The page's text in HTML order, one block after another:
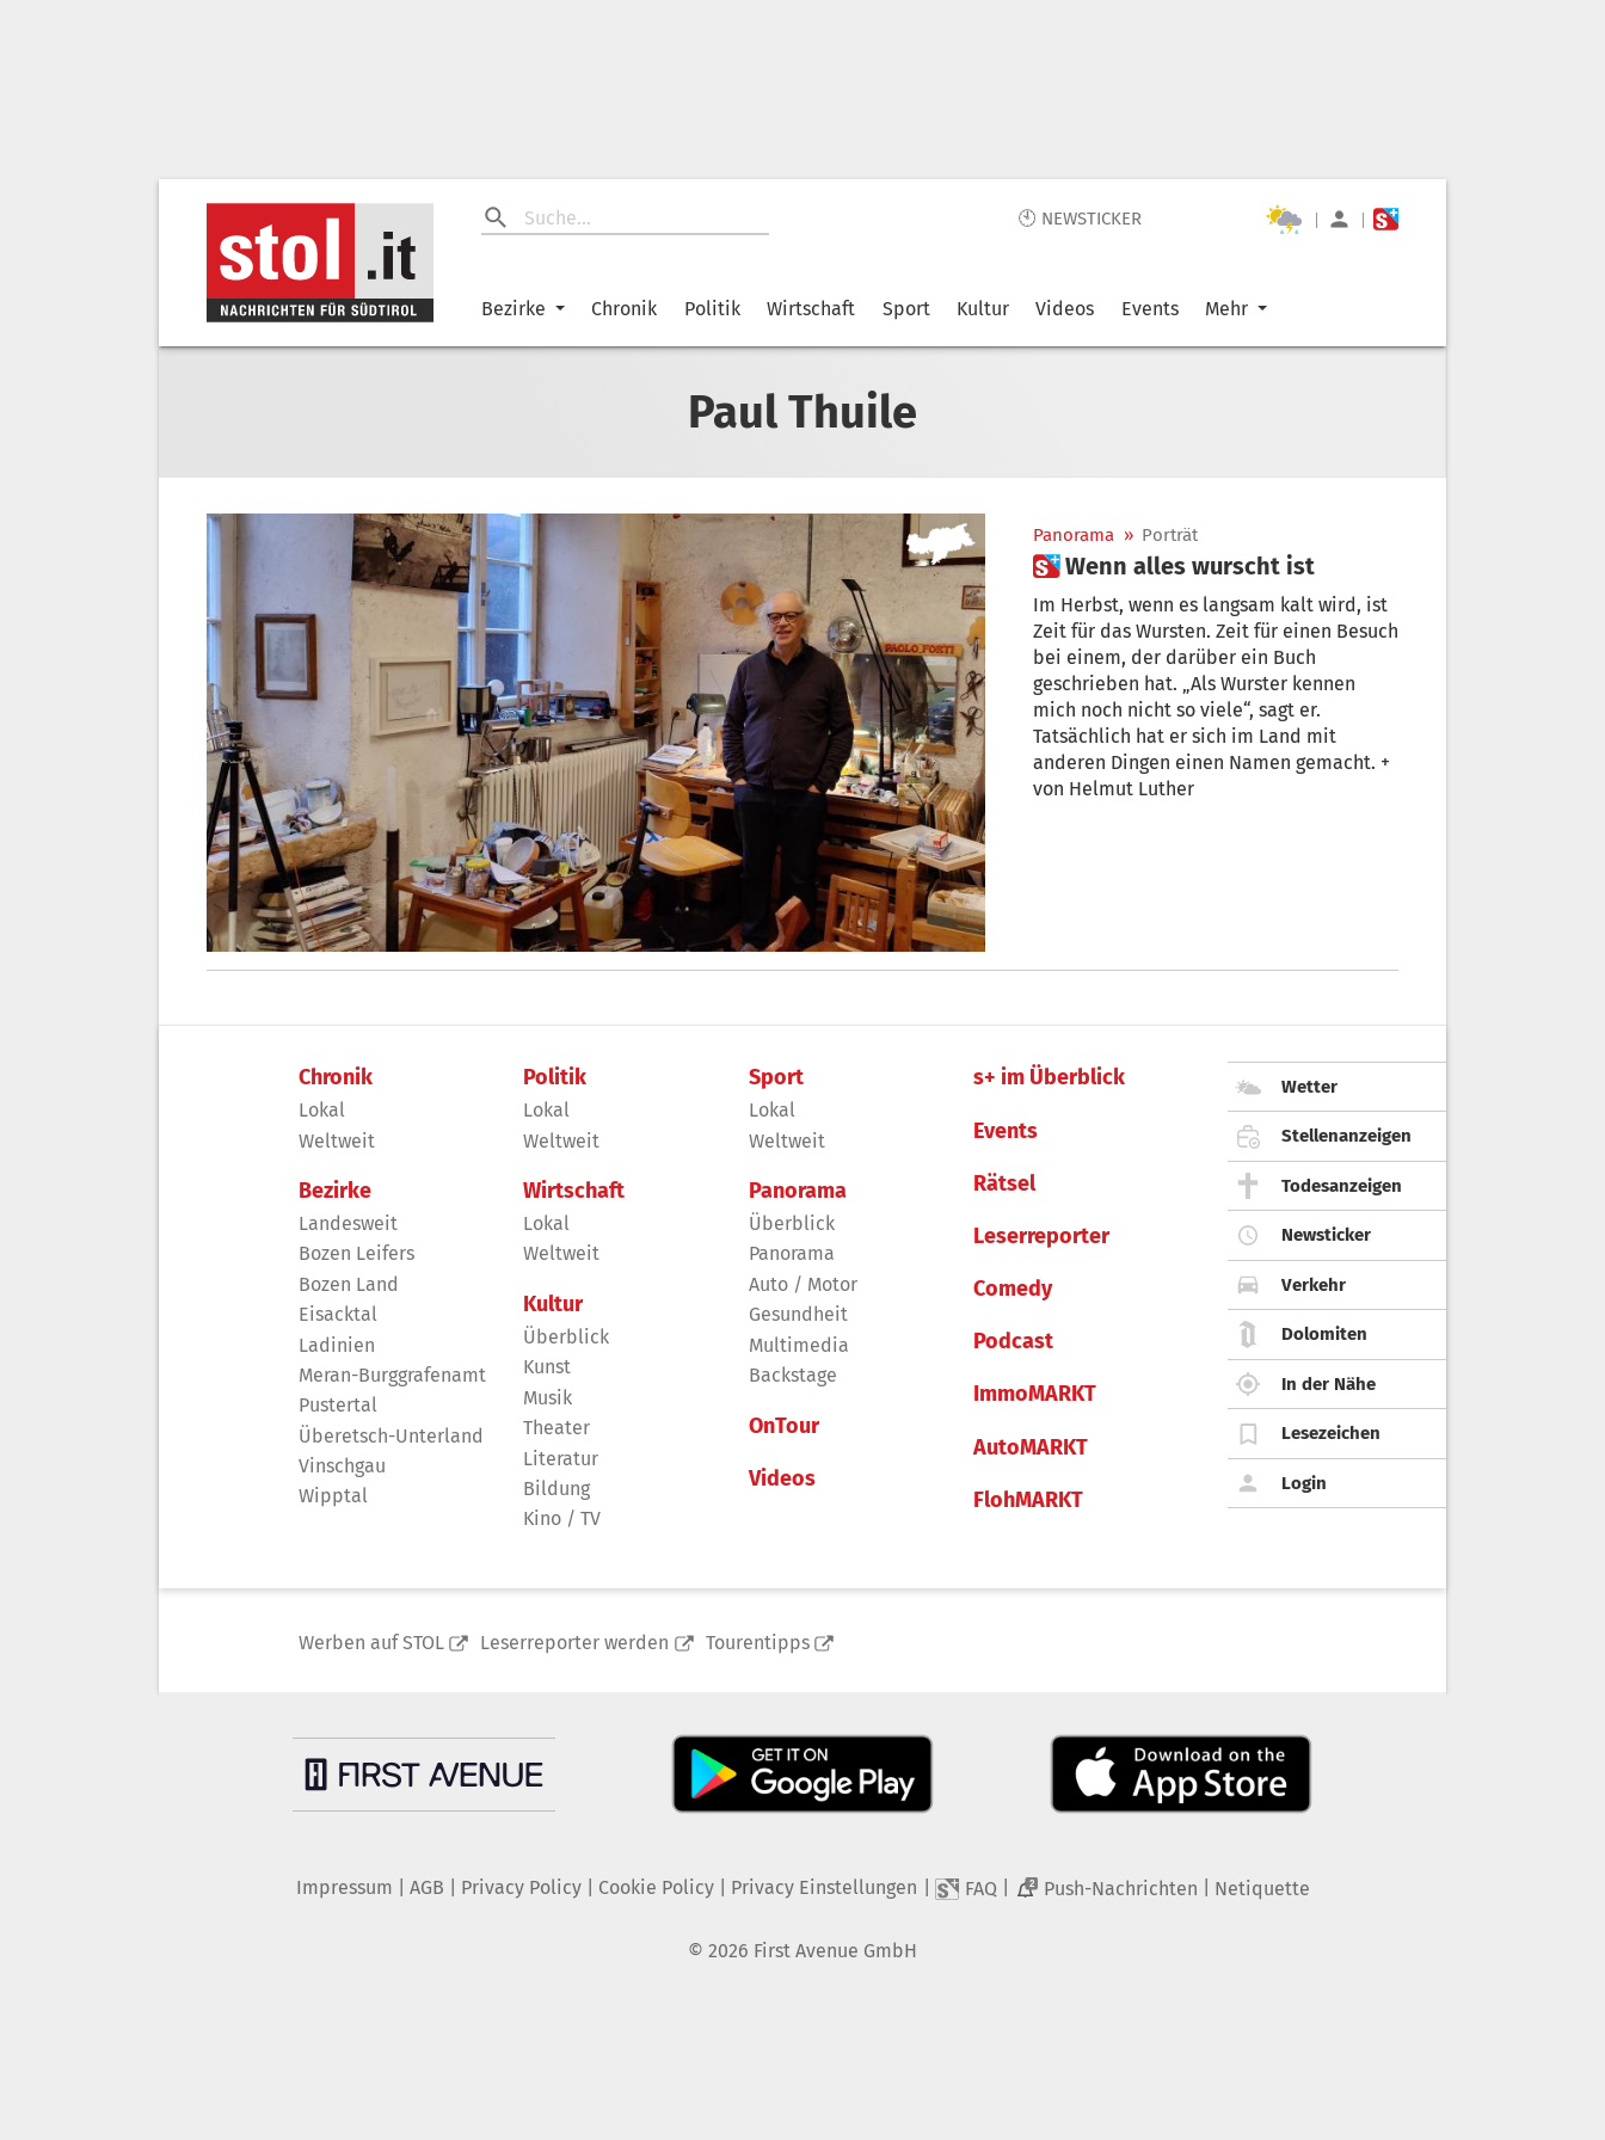
🕙 NEWSTICKER | |
Bezirke Chronik Politik Wirtschaft Sport Kultur Videos Events Mehr
Paul Thuile
Panorama » Porträt
 Wenn alles wurscht ist
Im Herbst, wenn es langsam kalt wird, ist
Zeit für das Wursten. Zeit für einen Besuch
bei einem, der darüber ein Buch
geschrieben hat. „Als Wurster kennen
mich noch nicht so viele“, sagt er.
Tatsächlich hat er sich im Land mit
anderen Dingen einen Namen gemacht. +
von Helmut Luther
Chronik
Lokal
Weltweit
Bezirke
Landesweit
Bozen Leifers
Bozen Land
Eisacktal
Ladinien
Meran-Burggrafenamt
Pustertal
Überetsch-Unterland
Vinschgau
Wipptal
Politik
Lokal
Weltweit
Wirtschaft
Lokal
Weltweit
Kultur
Überblick
Kunst
Musik
Theater
Literatur
Bildung
Kino / TV
Sport
Lokal
Weltweit
Panorama
Überblick
Panorama
Auto / Motor
Gesundheit
Multimedia
Backstage
OnTour
Videos
s+ im Überblick
Events
Rätsel
Leserreporter
Comedy
Podcast
ImmoMARKT
AutoMARKT
FlohMARKT
Wetter
Stellenanzeigen
Todesanzeigen
Newsticker
Verkehr
Dolomiten
In der Nähe
Lesezeichen
Login
Werben auf STOL Leserreporter werden Tourentipps
Impressum AGB Privacy Policy| Cookie Policy| Privacy Einstellungen FAQ 2 Push-Nachrichten Netiquette
© 2026 First Avenue GmbH